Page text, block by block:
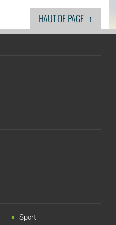
HAUT DE PAGE ↑
Sport